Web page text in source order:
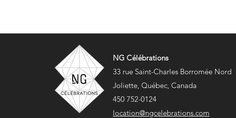
NG Célébrations
33 rue Saint-Charles Borromée Nord
Joliette, Québec, Canada
450 752-0124
location@ngcelebrations.com